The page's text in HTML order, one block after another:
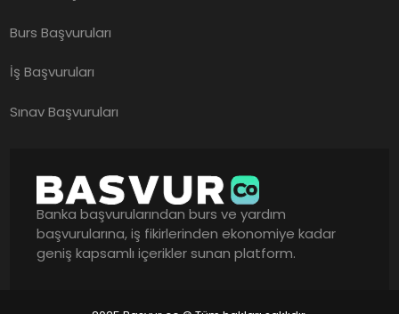
Burs Başvuruları
İş Başvuruları
Sınav Başvuruları
Banka başvurularından burs ve yardım
başvurularına, iş fikirlerinden ekonomiye kadar
geniş kapsamlı içerikler sunan platform.